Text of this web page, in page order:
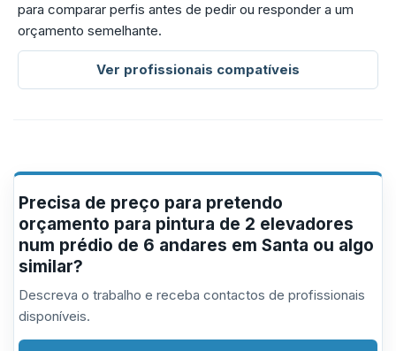
para comparar perfis antes de pedir ou responder a um
orçamento semelhante.
Ver profissionais compatíveis
Precisa de preço para pretendo
orçamento para pintura de 2 elevadores
num prédio de 6 andares em Santa ou algo
similar?
Descreva o trabalho e receba contactos de profissionais
disponíveis.